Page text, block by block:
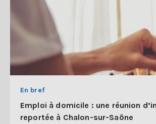
En bref
Emploi à domicile : une réunion
reportée à Chalon-sur-Saône